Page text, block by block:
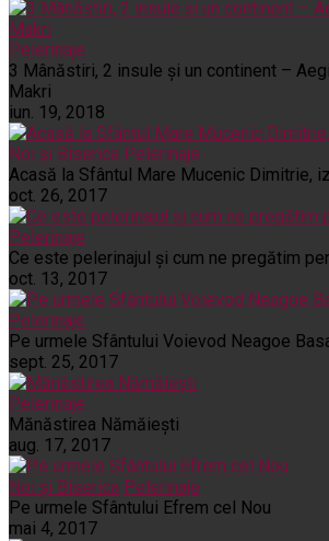
Pelerinaje
3 Mânăstiri, 2 insule și un continent –
Makri
iun. 19, 2018
Noi și Biserica Pelerinaje
Acasă la Sfântul Mare Mucenic Dimitrie,
oct. 26, 2017
Pelerinaje
Ce este pelerinajul şi cum ne pregătim
oct. 13, 2017
Pelerinaje
Pe urmele Sfântului Voievod Neagoe
sept. 25, 2017
Pelerinaje
Mănăstirea Nămăiești
aug. 17, 2017
Noi și Biserica Pelerinaje
Pe urmele Sfântului Efrem cel Nou
mai 4, 2017